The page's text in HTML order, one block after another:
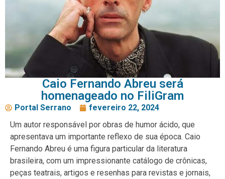
Caio Fernando Abreu será
homenageado no FiliGram
Portal Serrano
fevereiro 22, 2024
Um autor responsável por obras de humor ácido, que
apresentava um importante reflexo de sua época. Caio
Fernando Abreu é uma figura particular da literatura
brasileira, com um impressionante catálogo de crônicas,
peças teatrais, artigos e resenhas para revistas e jornais,